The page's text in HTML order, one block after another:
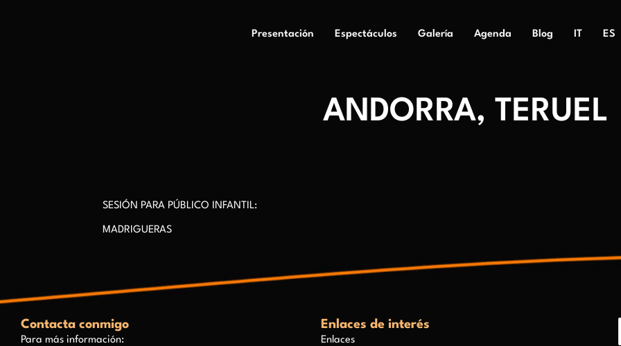
Presentación Espectáculos Galería Agenda Blog IT ES
ANDORRA, TERUEL
SESIÓN PARA PÚBLICO INFANTIL:
MADRIGUERAS
Contacta conmigo
Para más información:
Enlaces de interés
Enlaces